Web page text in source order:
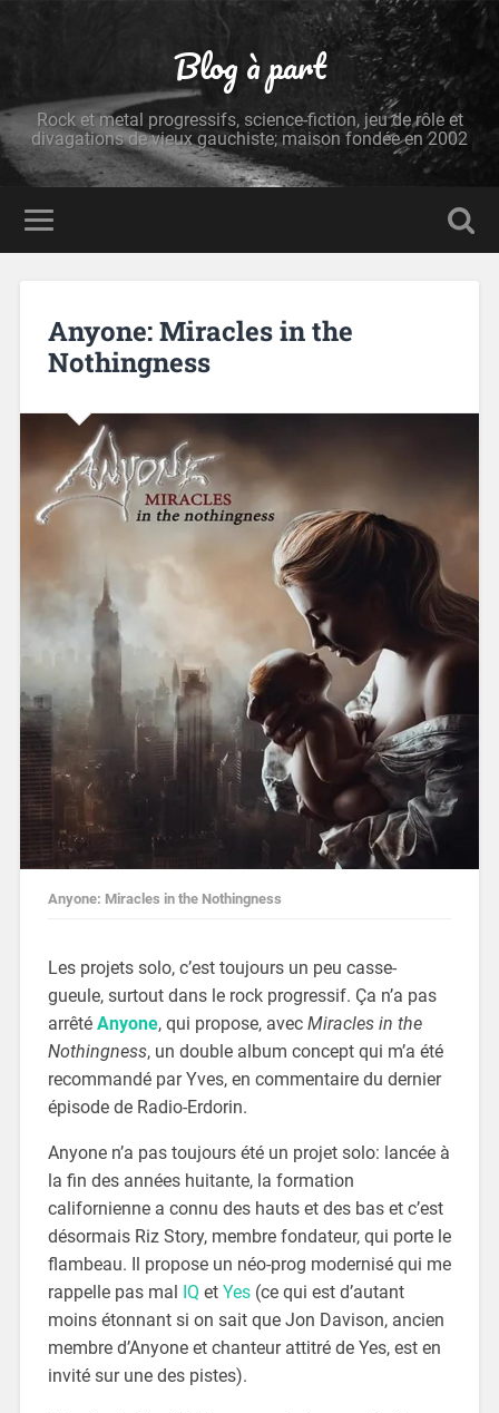
Blog à part
Rock et metal progressifs, science-fiction, jeu de rôle et
divagations de vieux gauchiste; maison fondée en 2002
Anyone: Miracles in the
Nothingness
Anyone: Miracles in the Nothingness
Les projets solo, c’est toujours un peu casse-
gueule, surtout dans le rock progressif. Ça n’a pas
arrêté Anyone, qui propose, avec Miracles in the
Nothingness, un double album concept qui m’a été
recommandé par Yves, en commentaire du dernier
épisode de Radio-Erdorin.
Anyone n’a pas toujours été un projet solo: lancée à
la fin des années huitante, la formation
californienne a connu des hauts et des bas et c’est
désormais Riz Story, membre fondateur, qui porte le
flambeau. Il propose un néo-prog modernisé qui me
rappelle pas mal
IQ et Yes(ce qui est d’autant
moins étonnant si on sait que Jon Davison, ancien
membre d’Anyone et chanteur attitré de Yes, est en
invité sur une des pistes).